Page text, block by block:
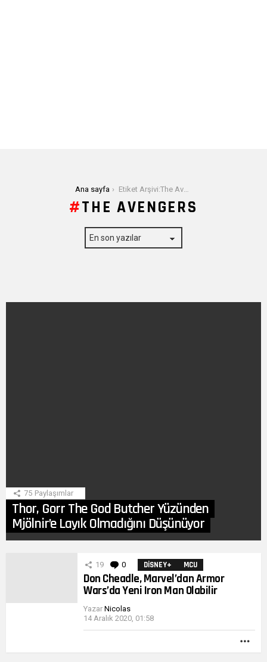
Ana sayfa Etiket Arşivi:The Avengers
THE AVENGERS
75 Paylaşımlar
Thor, Gorr The God Butcher Yüzünden
Mjölnir’e Layık Olmadığını Düşünüyor
19 0 YorumlarDISNEY+ MCU
Don Cheadle, Marvel’dan Armor
Wars’da Yeni Iron Man Olabilir
Yazar Nicolas
14 Aralık 2020, 01:58